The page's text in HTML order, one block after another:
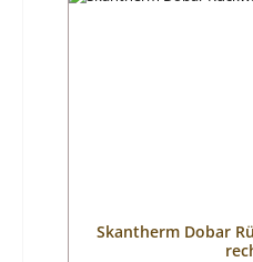
Skantherm Dobar